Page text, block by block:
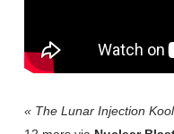
« The Lunar Injection